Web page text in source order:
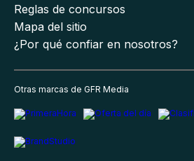
Reglas de concursos
Mapa del sitio
¿Por qué confiar en nosotros?
Otras marcas de GFR Media